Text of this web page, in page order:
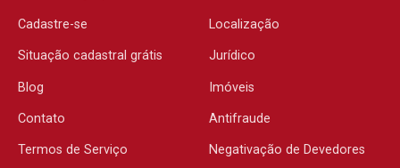
Localização
Jurídico
Imóveis
Antifraude
Negativação de Devedores
Cadastre-se
Situação cadastral grátis
Blog
Contato
Termos de Serviço